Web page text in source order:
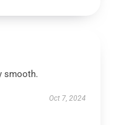
smooth.
Oct 7, 2024